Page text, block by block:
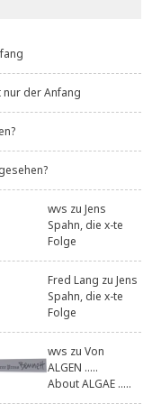
der Anfang
wvs zuJens
Spahn, die x-te
Folge
Fred Lang zuJens
Spahn, die x-te
Folge
wvs zuVon
ALGEN .....
About ALGAE .....